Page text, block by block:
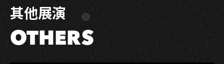
其他展演
OTHERS